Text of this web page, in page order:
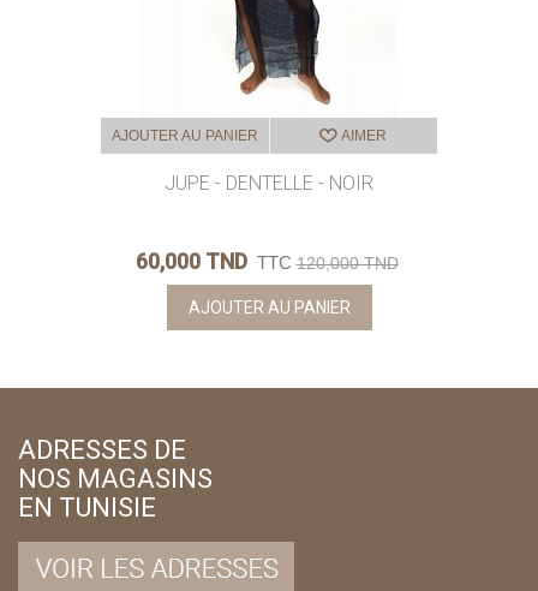
AJOUTER AU PANIER AIMER
JUPE - DENTELLE - NOIR
60,000 TND TTC 120,000 TND
AJOUTER AU PANIER
ADRESSES DE
NOS MAGASINS
EN TUNISIE